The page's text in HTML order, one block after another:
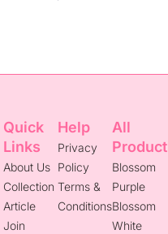
Quick
Links
About Us
Collection
Article
Join
Help
Privacy
Policy
Terms &
Conditions
All
Product
Blossom
Purple
Blossom
White